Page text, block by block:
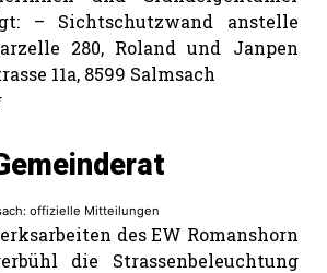
– Sichtschutzwand anstelle
280, Roland und Janpen
11a, 8599 Salmsach
offizielle Mitteilungen
des EW Romanshorn
die Strassenbeleuchtung